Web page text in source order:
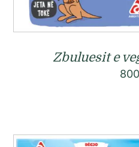
Zbuluesit e
800